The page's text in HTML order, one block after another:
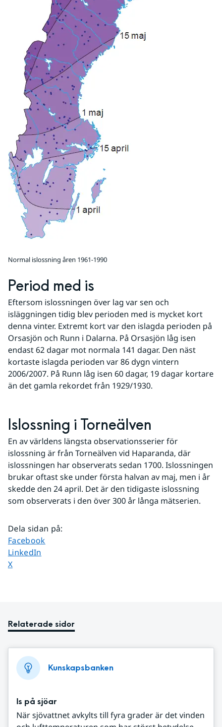
Normal islossning åren 1961-1990
Period med is
Eftersom islossningen över lag var sen och
isläggningen tidig blev perioden med is mycket kort
denna vinter. Extremt kort var den islagda perioden på
Orsasjön och Runn i Dalarna. På Orsasjön låg isen
endast 62 dagar mot normala 141 dagar. Den näst
kortaste islagda perioden var 86 dygn vintern
2006/2007. På Runn låg isen 60 dagar, 19 dagar kortare
än det gamla rekordet från 1929/1930.
Islossning i Torneälven
En av världens längsta observationsserier för
islossning är från Torneälven vid Haparanda, där
islossningen har observerats sedan 1700. Islossningen
brukar oftast ske under första halvan av maj, men i år
skedde den 24 april. Det är den tidigaste islossning
som observerats i den över 300 år långa mätserien.
Dela sidan på:
Dela sidan på
Facebook
Dela sidan på
LinkedIn
Dela sidan på
X
Relaterade sidor
Kunskapsbanken
Is på sjöar
När sjövattnet avkylts till fyra grader är det vinden